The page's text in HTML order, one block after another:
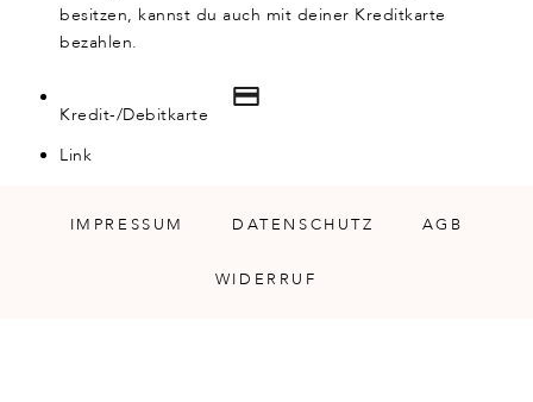
besitzen, kannst du auch mit deiner Kreditkarte
bezahlen.
Kredit-/Debitkarte
Link
IMPRESSUM DATENSCHUTZ AGB
WIDERRUF